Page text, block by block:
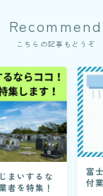
Recommend
こちらの記事もどうぞ
まいするな
者を特集！
富
付